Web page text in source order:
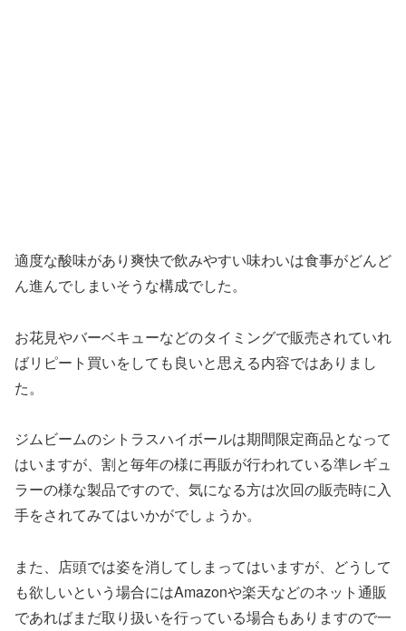
適度な酸味があり爽快で飲みやすい味わいは食事がどんど
ん進んでしまいそうな構成でした。
お花見やバーベキューなどのタイミングで販売されていれ
ばリピート買いをしても良いと思える内容ではありまし
た。
ジムビームのシトラスハイボールは期間限定商品となって
はいますが、割と毎年の様に再販が行われている準レギュ
ラーの様な製品ですので、気になる方は次回の販売時に入
手をされてみてはいかがでしょうか。
また、店頭では姿を消してしまってはいますが、どうして
も欲しいという場合にはAmazonや楽天などのネット通販
であればまだ取り扱いを行っている場合もありますので一